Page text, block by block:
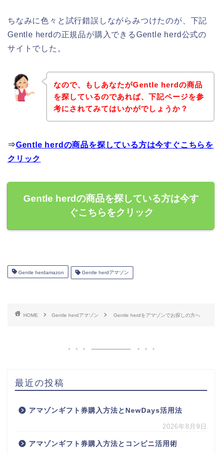
ちなみに色々と試行錯誤しながらみつけたのが、下記
Gentle herdの正規品が購入できるGentle herd公式の
サイトでした。
なので、もしあなたがGentle herdの商品
を探しているのであれば、下記ページを参
考にされてみてはいかがでしょうか？
⇒Gentle herdの商品を探している方は今すぐこちらを
クリック
Gentle herdの商品を探している方は今す
ぐこちらをクリック
Gentle herdamazon Gentle herdアマゾン
HOME Gentle herdアマゾン Gentle herdをアマゾンでお探しの方へ
最近の投稿
アマゾンギフト券購入方法とNewDays活用法
2026年8月9日
アマゾンギフト券購入方法とコンビニ活用術